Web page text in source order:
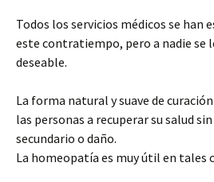
Todos los servicios médicos se han
este contratiempo, pero a nadie se
deseable.
La forma natural y suave de
las personas a recuperar su salud
secundario o daño.
La homeopatía es muy útil en tales